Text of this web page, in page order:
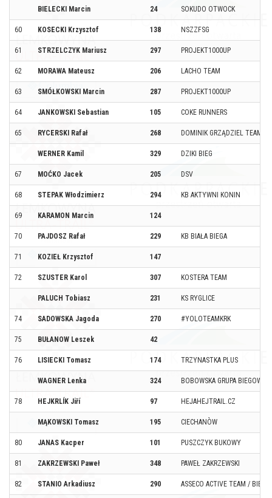
BIELECKI Marcin 24 SOKUDO OTWOCK
60 KOSECKI Krzysztof 138 NSZZFSG
61 STRZELCZYK Mariusz 297 PROJEKT1000UP
62 MORAWA Mateusz 206 LACHO TEAM
63 SMÓŁKOWSKI Marcin 287 PROJEKT1000UP
64 JANKOWSKI Sebastian 105 COKE RUNNERS
65 RYCERSKI Rafał 268 DOMINIK GRZĄDZIEL TEAM
WERNER Kamil 329 DZIKI BIEG
67 MOĆKO Jacek 205 DSV
68 STEPAK Włodzimierz 294 KB AKTYWNI KONIN
69 KARAMON Marcin 124
70 PAJDOSZ Rafał 229 KB BIAŁA BIEGA
71 KOZIEŁ Krzysztof 147
72 SZUSTER Karol 307 KOSTERA TEAM
PALUCH Tobiasz 231 KS RYGLICE
74 SADOWSKA Jagoda 270 #YOLOTEAMKRK
75 BUŁANOW Leszek 42
76 LISIECKI Tomasz 174 TRZYNASTKA PLUS
WAGNER Lenka 324 BOBOWSKA GRUPA BIEGOWA
78 HEJKRLÍK Jiří 97 HEJAHEJTRAIL.CZ
MĄKOWSKI Tomasz 195 CIECHANÒW
80 JANAS Kacper 101 PUSZCZYK BUKOWY
81 ZAKRZEWSKI Paweł 348 PAWEŁ ZAKRZEWSKI
82 STANIO Arkadiusz 290 ASSECO ACTIVE TEAM /